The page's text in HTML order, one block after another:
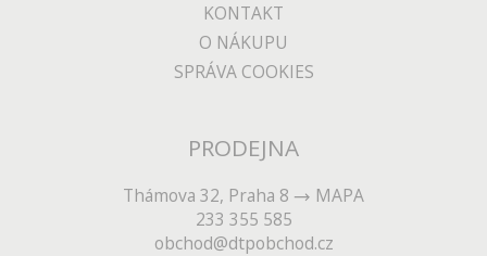
KONTAKT
O NÁKUPU
SPRÁVA COOKIES
PRODEJNA
Thámova 32, Praha 8
MAPA
233 355 585
obchod@dtpobchod.cz